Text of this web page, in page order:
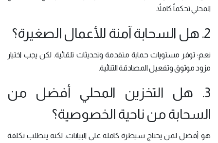
المحلي تحكماً كاملاً.
2. هل السحابة آمنة للأعمال الصغيرة؟
نعم؛ توفر مستويات حماية متقدمة وتحديثات تلقائية. لكن يجب اختيار
مزود موثوق وتفعيل المصادقة الثنائية.
3. هل التخزين المحلي أفضل من
السحابة من ناحية الخصوصية؟
هو أفضل لمن يحتاج سيطرة كاملة على البيانات، لكنه يتطلب تكلفة